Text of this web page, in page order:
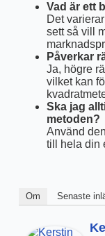
Vad är ett
Det
sett så vill
Påverkar
Ja, högre
vilket kan
Ska jag
metoden?
Använd
till hela din
Om Senaste